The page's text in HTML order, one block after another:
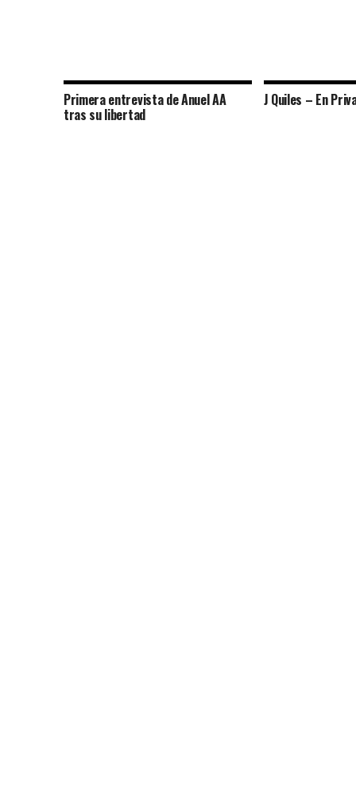
Primera entrevista de Anuel AA
tras su libertad
J Quiles – En